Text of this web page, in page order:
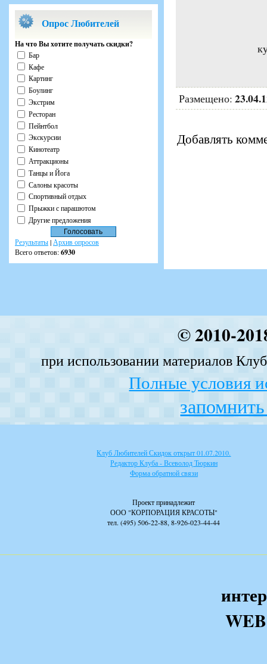
Опрос Любителей
На что Вы хотите получать скидки?
Бар
Кафе
Картинг
Боулинг
Экстрим
Ресторан
Пейнтбол
Экскурсии
Кинотеатр
Аттракционы
Танцы и Йога
Салоны красоты
Спортивный отдых
Прыжки с парашютом
Другие предложения
Результаты| Архив опросов
Всего ответов:6930
Размещено:
Добавлять
© 2010-
при использовании материалов
Полные условия
Клуб Любителей Скидок открыт 01.07.2010.
Редактор Клуба - Всеволод Тюркин
Форма обратной связи
Проект принадлежит
ООО "КОРПОРАЦИЯ КРАСОТЫ"
тел. (495) 506-22-88, 8-926-023-44-44